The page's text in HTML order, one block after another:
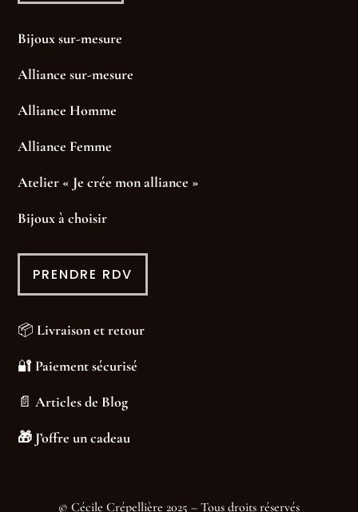
Bijoux sur-mesure
Alliance sur-mesure
Alliance Homme
Alliance Femme
Atelier « Je crée mon alliance »
Bijoux à choisir
PRENDRE RDV
📦Livraison et retour
🔐 Paiement sécurisé
📄Articles de Blog
🎁 J’offre un cadeau
© Cécile Crépellière 2025 – Tous droits réservés